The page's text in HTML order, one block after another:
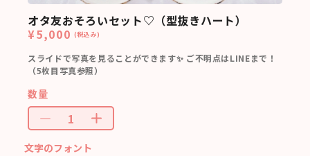
オタ友おそろいセット♡（型抜きハート）
¥5,000 (税込み)
スライドで写真を見ることができます✨ ご不明点はLINEまで！
（5枚目写真参照）
数量
文字のフォント